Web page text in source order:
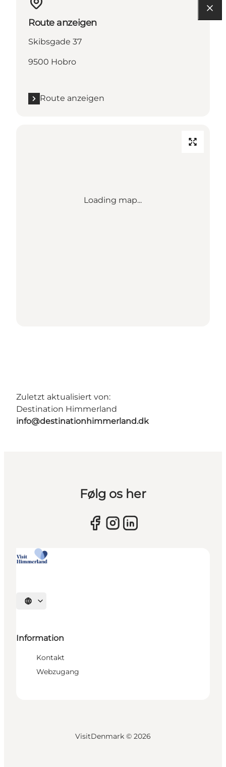
Route anzeigen
Skibsgade 37
9500 Hobro
Route anzeigen
Loading map...
Zuletzt aktualisiert von:
Destination Himmerland
info@destinationhimmerland.dk
Følg os her
Sprache auswählen
Information
Kontakt
Webzugang
VisitDenmark © 2026